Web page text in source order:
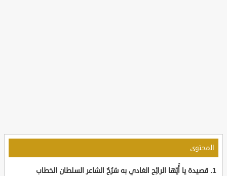
المحتوى
قصيدة يا أََيّها الرائِح الغادي به سُرُحٌ الشاعر السلطان الخطاب